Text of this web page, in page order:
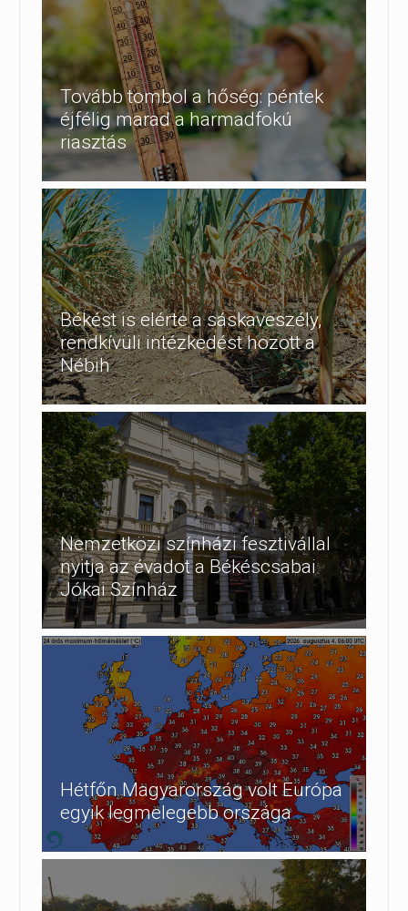
Tovább tombol a hőség: péntek
éjfélig marad a harmadfokú
riasztás
Békést is elérte a sáskaveszély,
rendkívüli intézkedést hozott a
Nébih
Nemzetközi színházi fesztivállal
nyitja az évadot a Békéscsabai
Jókai Színház
Hétfőn Magyarország volt Európa
egyik legmelegebb országa